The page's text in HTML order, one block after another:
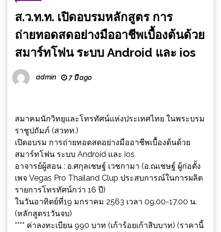
ส.ว.ท.ท. เปิดอบรมหลักสูตร การ
ถ่ายทอดสดอย่างมืออาชีพเบื้องต้นด้วย
สมาร์ทโฟน ระบบ Android และ ios
admin 7 ปี ago
สมาคมนักวิทยุและโทรทัศน์แห่งประเทศไทย ในพระบรม
ราชูปถัมภ์ (สวทท.)
เปิดอบรม การถ่ายทอดสดอย่างมืออาชีพเบื้องต้นด้วย
สมาร์ทโฟน ระบบ Android และ ios
อาจารย์ผู้สอน : อ.ศกุลเชษฐ์ เวชกามา (อ.ณเชษฐ์ ผู้ก่อตั้ง
เพจ Vegas Pro Thailand Clup ประสบการณ์ในการผลิต
รายการโทรทัศน์กว่า 16 ปี)
ในวันอาทิตย์ที่19 มกราคม 2563 เวลา 09.00-17.00 น.
(หลักสูตร1วันจบ)
**** ค่าลงทะเบียน 990 บาท (เก้าร้อยเก้าสิบบาท) (ราคานี้